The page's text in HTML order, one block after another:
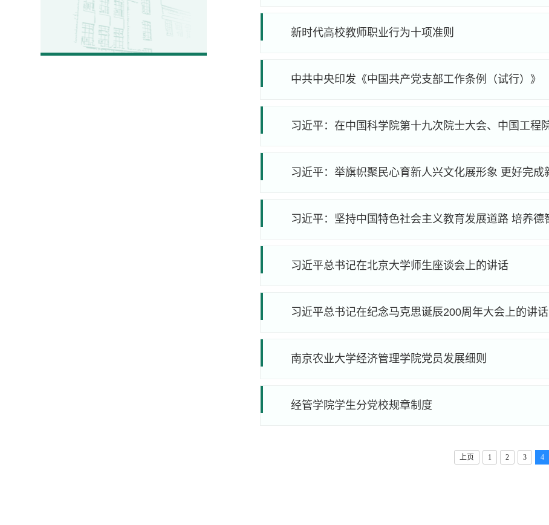
新时代高校教师职业行为十项准则
中共中央印发《中国共产党支部工作条例（试行）》
习近平总书记在北京大学师生座谈会上的讲话
习近平总书记在纪念马克思诞辰200周年大会上的讲话
南京农业大学经济管理学院党员发展细则
经管学院学生分党校规章制度
上页 1 2 3 4